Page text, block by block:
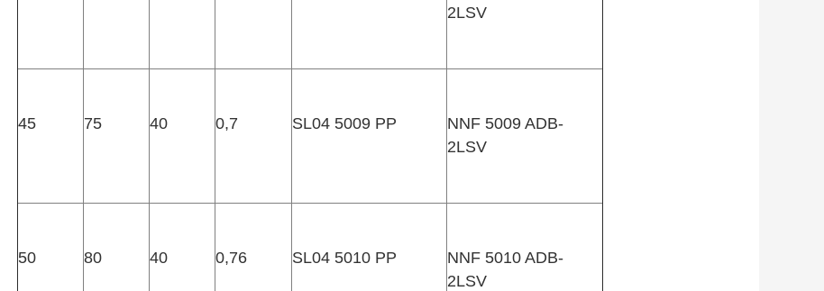
2LSV
45 75 40 0,7 SL04 5009 PP
NNF 5009 ADB-
2LSV
50 80 40 0,76 SL04 5010 PP
NNF 5010 ADB-
2LSV